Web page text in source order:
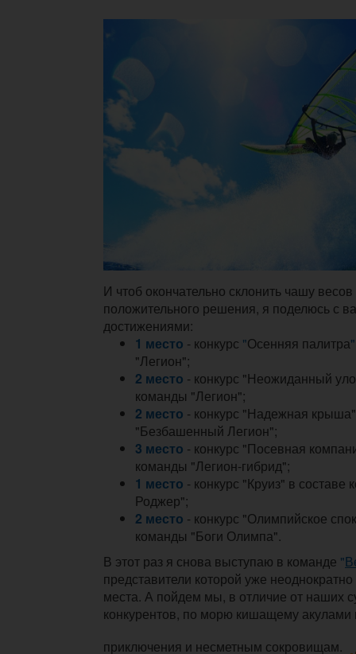
И чтоб окончательно склонить чашу
положительного решения, я поделюсь с
достижениями:
1 место - конкурс "Осенняя палитра"
"Легион";
2 место - конкурс "Неожиданный
команды "Легион";
2 место - конкурс "Надежная
"Безбашенный Легион";
3 место - конкурс "Посевная
команды "Легион-гибрид";
1 место - конкурс "Круиз" в
Роджер";
2 место - конкурс "Олимпийское
команды "Боги Олимпа".
В этот раз я снова выступаю в команде "
представители которой уже
места. А пойдем мы, в отличие от наших
конкурентов, по морю кишащему акулами
приключения и несметным сокровищам.